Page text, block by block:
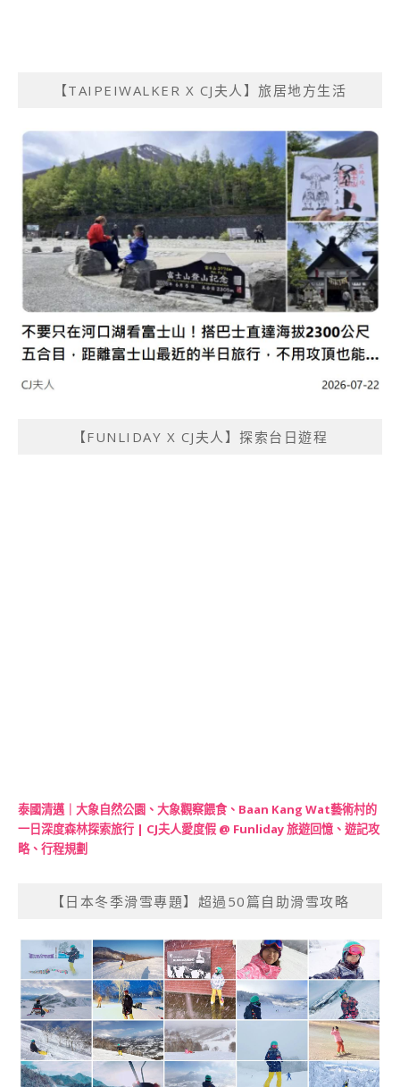
【TAIPEIWALKER X CJ夫人】旅居地方生活
【FUNLIDAY X CJ夫人】探索台日遊程
泰國清邁｜大象自然公園、大象觀察餵食、Baan Kang Wat藝術村的
一日深度森林探索旅行 | CJ夫人愛度假 @ Funliday 旅遊回憶、遊記攻
略、行程規劃
【日本冬季滑雪專題】超過50篇自助滑雪攻略